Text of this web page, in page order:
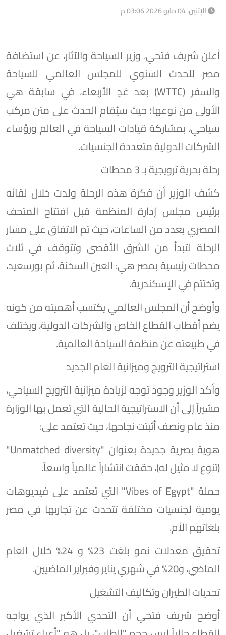
الإثنين، 04 مايو 2026 03:06 م
أعلن شريف فتحي، وزير السياحة والآثار، عن استضافة
مصر للحدث السنوي للمجلس العالمي للسياحة
والسفر (WTTC) بعد غدٍ الأربعاء، في سابقة هي
الأولى من نوعها؛ حيث سيُقام الحدث على متن مركب
سياحي، بمشاركة قيادات السياحة في العالم ورؤساء
الشركات الدولية متعددة الجنسيات.
​رحلة بحرية ترويجية بـ 3 محطات
​كشف الوزير أن فكرة هذه الرحلة ولدت خلال لقائه
برئيس مجلس إدارة المنظمة قبل افتتاح المتحف
المصري بعدد من الساعات، حيث تم الاتفاق على مسار
الرحلة لتبدأ من الشرق الأقصى وتتوقف في ثلاث
محطات رئيسية بمصر هي: العين السخنة، ثم بورسعيد،
وتختتم في الإسكندرية.
وأوضح أن المجلس العالمي يكتسب أهميته من كونه
يضم أقطاب القطاع الخاص والشركات الدولية، ويختلف
في طبيعته عن منظمة السياحة العالمية.
​استراتيجية الترويج وميزانية العام الجديد
​وأكد الوزير وجود توجه لزيادة ميزانية الترويج السياحي،
مشيراً إلى أن الاستراتيجية الحالية التي تعمل بها الوزارة
منذ عام ونصف أثبتت نجاحها، حيث تعتمد على:
​هوية بصرية جديدة بعنوان "Unmatched diversity"
(تنوع لا مثيل له)، حققت انتشاراً عالمياً واسعاً.
​حملة "Vibes of Egypt" التي تعتمد على فيديوهات
يومية لجنسيات مختلفة تتحدث عن تجاربها في مصر
بلغاتهم الأم.
​تحقيق معدلات نمو بلغت 23% و 24% خلال العام
الماضي، و20% في شهري يناير وفبراير الماضيين.
​تحديات الطيران وتكاليف التشغيل
​أوضح شريف فتحي أن التحدي الأكبر الذي يواجه